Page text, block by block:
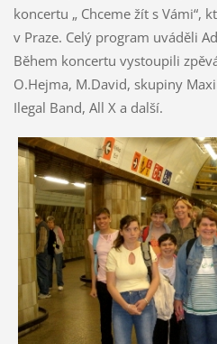
koncertu „ Chceme žít s Vámi“,
v Praze. Celý program uváděli
Během koncertu vystoupili
O.Hejma, M.David, skupiny
Ilegal Band, All X a další.